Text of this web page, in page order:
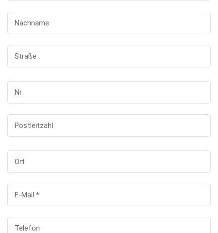
Nachname
Straße
Nr.
Postleitzahl
Ort
E-Mail *
Telefon